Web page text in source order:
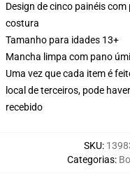
Design de cinco painéis
costura
Tamanho para idades 13+
Mancha limpa com pano
Uma vez que cada item é
local de terceiros, pode
recebido
SKU:
Categorias: